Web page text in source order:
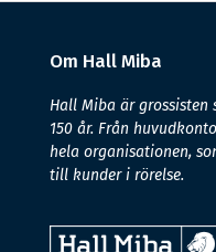
Om Hall Miba
Hall Miba är
150 år. Från
hela organisationen,
till kunder i rörelse.